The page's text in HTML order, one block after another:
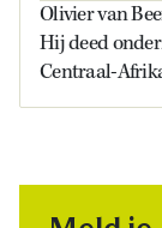
Olivier van
Hij deed
Centraal-